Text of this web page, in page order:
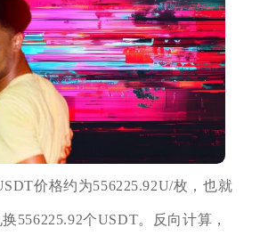
价格约为556225.92U/枚，也就
556225.92个USDT。反向计算，